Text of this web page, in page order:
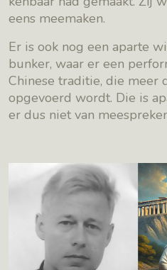
eens meemaken.
Er is ook nog een aparte
bunker, waar er een
Chinese traditie, die meer
opgevoerd wordt. Die is
er dus niet van